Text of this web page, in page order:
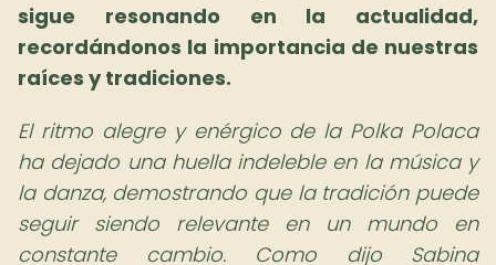
sigue resonando en la actualidad,
recordándonos la importancia de nuestras
raíces y tradiciones.
El ritmo alegre y enérgico de la Polka Polaca
ha dejado una huella indeleble en la música y
la danza, demostrando que la tradición puede
seguir siendo relevante en un mundo en
constante cambio. Como dijo Sabina